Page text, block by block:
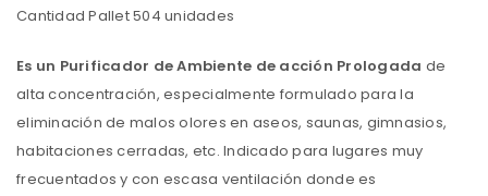
Cantidad Pallet 504 unidades
Es un Purificador de Ambiente de acción Prologada de
alta concentración, especialmente formulado para la
eliminación de malos olores en aseos, saunas, gimnasios,
habitaciones cerradas, etc. Indicado para lugares muy
frecuentados y con escasa ventilación donde es